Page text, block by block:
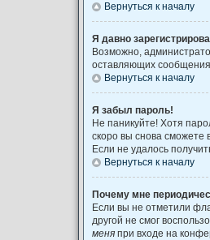
Вернуться к началу
Я давно
Возможно,
оставляющих
Вернуться к началу
Я забыл пароль!
Не паникуйте! Хотя
скоро вы снова
Если не удалось
Вернуться к началу
Почему мне
Если вы не отметили
другой не смог
меня при входе на